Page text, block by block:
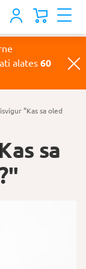
alates 60
“Kas sa oled
sa